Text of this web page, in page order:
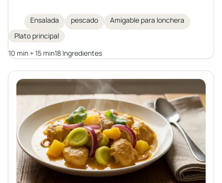
trabajo. La combinación de salmón jugoso con un
adobo aromático, verduras y un aderezo de limón y
aceite de oliva crea un plato lleno de sabor y valor
nutricional.
Ensalada pescado
Amigable para lonchera
Plato principal
10 min + 15 min18 Ingredientes